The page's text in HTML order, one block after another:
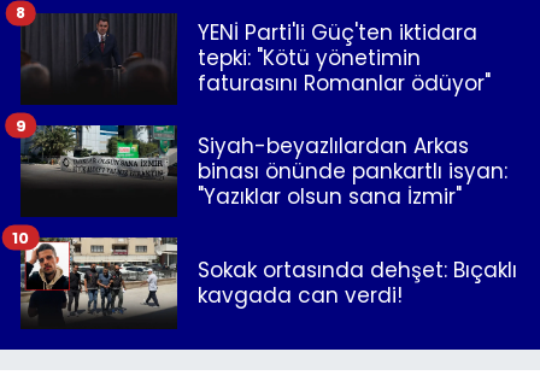
YENİ Parti'li Güç'ten iktidara
tepki: "Kötü yönetimin
faturasını Romanlar ödüyor"
8
Siyah-beyazlılardan Arkas
binası önünde pankartlı isyan:
"Yazıklar olsun sana İzmir"
9
Sokak ortasında dehşet: Bıçaklı
kavgada can verdi!
10